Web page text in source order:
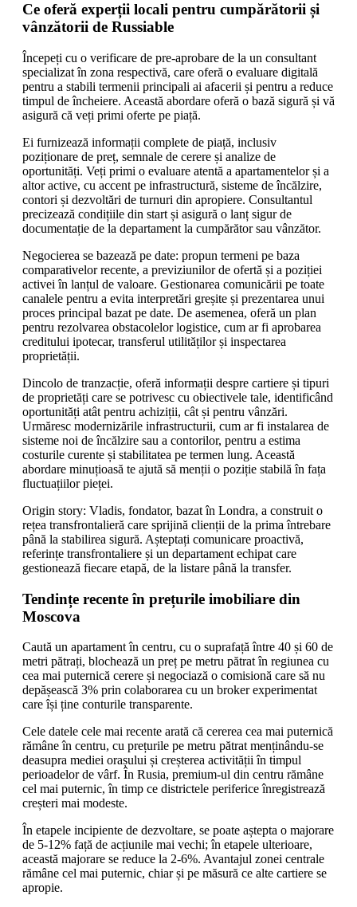
Ce oferă experții locali pentru cumpărătorii și
vânzătorii de Russiable
Începeți cu o verificare de pre-aprobare de la un consultant
specializat în zona respectivă, care oferă o evaluare digitală
pentru a stabili termenii principali ai afacerii și pentru a reduce
timpul de încheiere. Această abordare oferă o bază sigură și vă
asigură că veți primi oferte pe piață.
Ei furnizează informații complete de piață, inclusiv
poziționare de preț, semnale de cerere și analize de
oportunități. Veți primi o evaluare atentă a apartamentelor și a
altor active, cu accent pe infrastructură, sisteme de încălzire,
contori și dezvoltări de turnuri din apropiere. Consultantul
precizează condițiile din start și asigură o lanț sigur de
documentație de la departament la cumpărător sau vânzător.
Negocierea se bazează pe date: propun termeni pe baza
comparativelor recente, a previziunilor de ofertă și a poziției
activei în lanțul de valoare. Gestionarea comunicării pe toate
canalele pentru a evita interpretări greșite și prezentarea unui
proces principal bazat pe date. De asemenea, oferă un plan
pentru rezolvarea obstacolelor logistice, cum ar fi aprobarea
creditului ipotecar, transferul utilităților și inspectarea
proprietății.
Dincolo de tranzacție, oferă informații despre cartiere și tipuri
de proprietăți care se potrivesc cu obiectivele tale, identificând
oportunități atât pentru achiziții, cât și pentru vânzări.
Urmăresc modernizările infrastructurii, cum ar fi instalarea de
sisteme noi de încălzire sau a contorilor, pentru a estima
costurile curente și stabilitatea pe termen lung. Această
abordare minuțioasă te ajută să menții o poziție stabilă în fața
fluctuațiilor pieței.
Origin story: Vladis, fondator, bazat în Londra, a construit o
rețea transfrontalieră care sprijină clienții de la prima întrebare
până la stabilirea sigură. Așteptați comunicare proactivă,
referințe transfrontaliere și un departament echipat care
gestionează fiecare etapă, de la listare până la transfer.
Tendințe recente în prețurile imobiliare din
Moscova
Caută un apartament în centru, cu o suprafață între 40 și 60 de
metri pătrați, blochează un preț pe metru pătrat în regiunea cu
cea mai puternică cerere și negociază o comisionă care să nu
depășească 3% prin colaborarea cu un broker experimentat
care își ține conturile transparente.
Cele datele cele mai recente arată că cererea cea mai puternică
rămâne în centru, cu prețurile pe metru pătrat menținându-se
deasupra mediei orașului și creșterea activității în timpul
perioadelor de vârf. În Rusia, premium-ul din centru rămâne
cel mai puternic, în timp ce districtele periferice înregistrează
creșteri mai modeste.
În etapele incipiente de dezvoltare, se poate aștepta o majorare
de 5-12% față de acțiunile mai vechi; în etapele ulterioare,
această majorare se reduce la 2-6%. Avantajul zonei centrale
rămâne cel mai puternic, chiar și pe măsură ce alte cartiere se
apropie.